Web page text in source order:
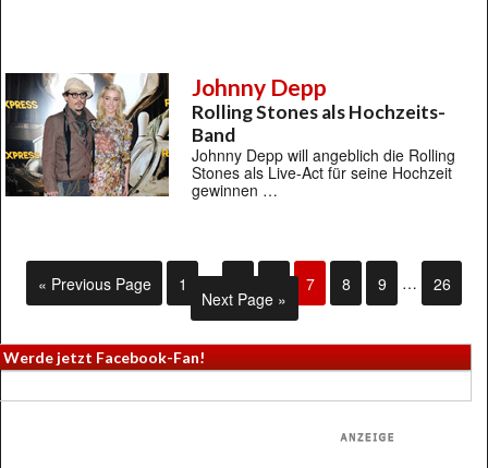
Johnny Depp
Rolling Stones als Hochzeits-
Band
Johnny Depp will angeblich die Rolling
Stones als Live-Act für seine Hochzeit
gewinnen …
« Previous Page 1 … 7 8 9 … 26
Next Page »
Werde jetzt Facebook-Fan!